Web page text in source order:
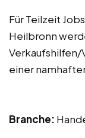
Für Teilzeit
Heilbronn
Verkaufshilfen/
einer
Branche: